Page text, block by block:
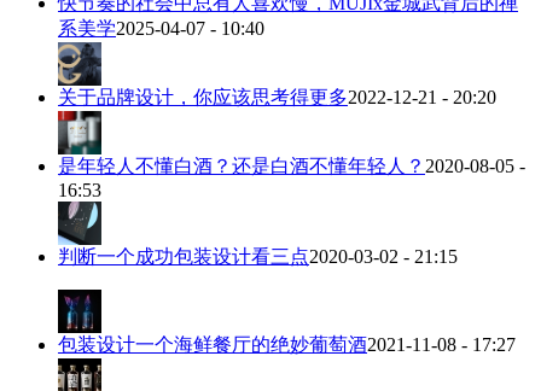
系美学2025-04-07 - 10:40
关于品牌设计，你应该思考得更多2022-12-21 - 20:20
是年轻人不懂白酒？还是白酒不懂年轻人？ 2020-08-05 -
16:53
判断一个成功包装设计看三点2020-03-02 - 21:15
包装设计一个海鲜餐厅的绝妙葡萄酒2021-11-08 - 17:27